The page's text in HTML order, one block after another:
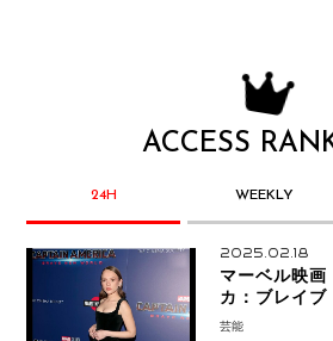
ACCESS
24H WEEKLY
2025.02.18
マーベル映画
カ：ブレイブ
新ブラック・
芸能